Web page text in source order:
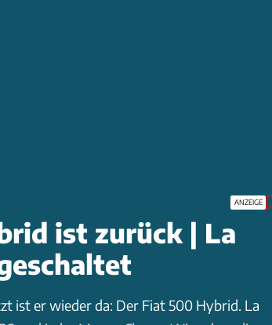
ANZEIGE
ist zurück | La
ist er wieder da: Der Fiat 500 Hybrid. La